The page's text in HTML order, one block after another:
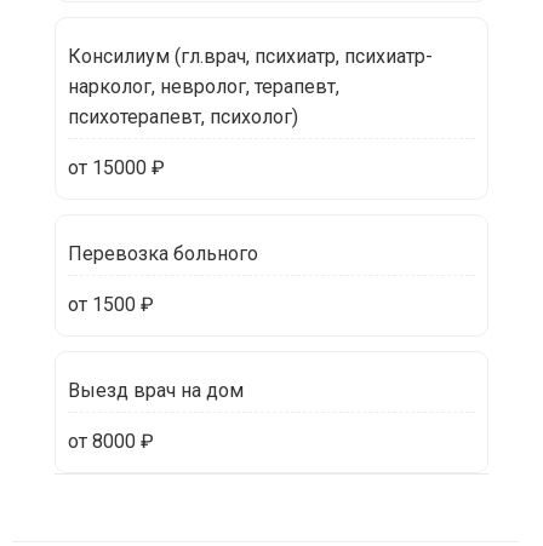
Консилиум (гл.врач, психиатр, психиатр-
нарколог, невролог, терапевт,
психотерапевт, психолог)
от 15000 ₽
Перевозка больного
от 1500 ₽
Выезд врач на дом
от 8000 ₽